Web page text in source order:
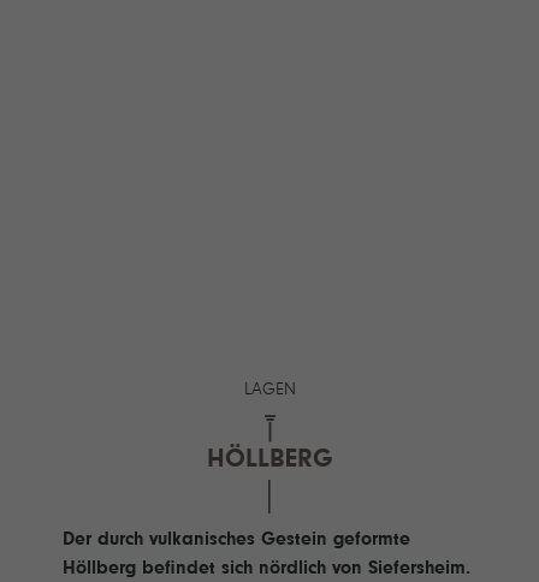
LAGEN
HÖLLBERG
Der durch vulkanisches Gestein geformte
Höllberg befindet sich nördlich von Siefersheim.